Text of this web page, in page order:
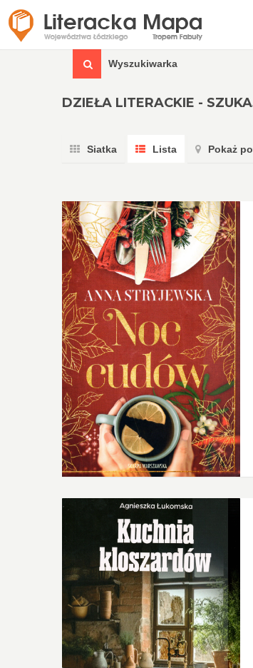
Wyszukiwarka
DZIEŁA LITERACKIE -
Siatka Lista Pokaż